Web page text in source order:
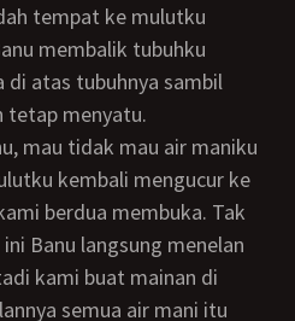
tempat ke mulutku
membalik tubuhku
di atas tubuhnya sambil
tetap menyatu.
kembali mengucur ke
berdua membuka. Tak
Banu langsung menelan
kami buat mainan di
semua air mani itu